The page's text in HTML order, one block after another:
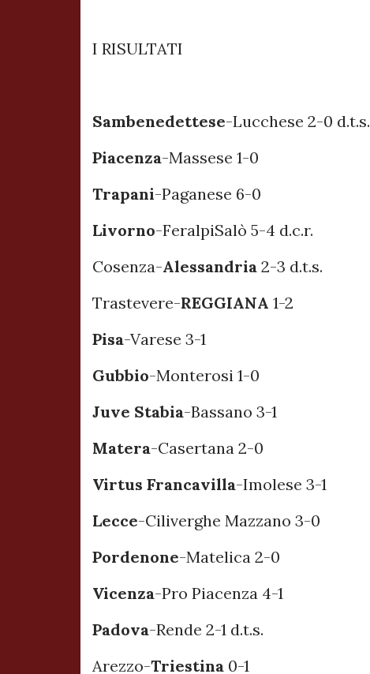
I RISULTATI
Sambenedettese-Lucchese 2-0 d.t.s.
Piacenza-Massese 1-0
Trapani-Paganese 6-0
Livorno-FeralpiSalò 5-4 d.c.r.
Cosenza-Alessandria 2-3 d.t.s.
Trastevere-REGGIANA 1-2
Pisa-Varese 3-1
Gubbio-Monterosi 1-0
Juve Stabia-Bassano 3-1
Matera-Casertana 2-0
Virtus Francavilla-Imolese 3-1
Lecce-Ciliverghe Mazzano 3-0
Pordenone-Matelica 2-0
Vicenza-Pro Piacenza 4-1
Padova-Rende 2-1 d.t.s.
Arezzo-Triestina 0-1